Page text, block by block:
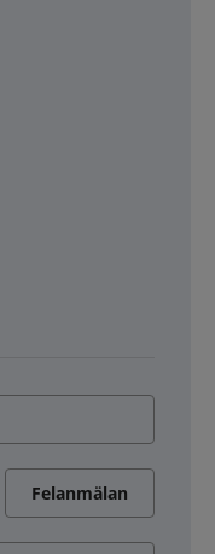
Felanmälan